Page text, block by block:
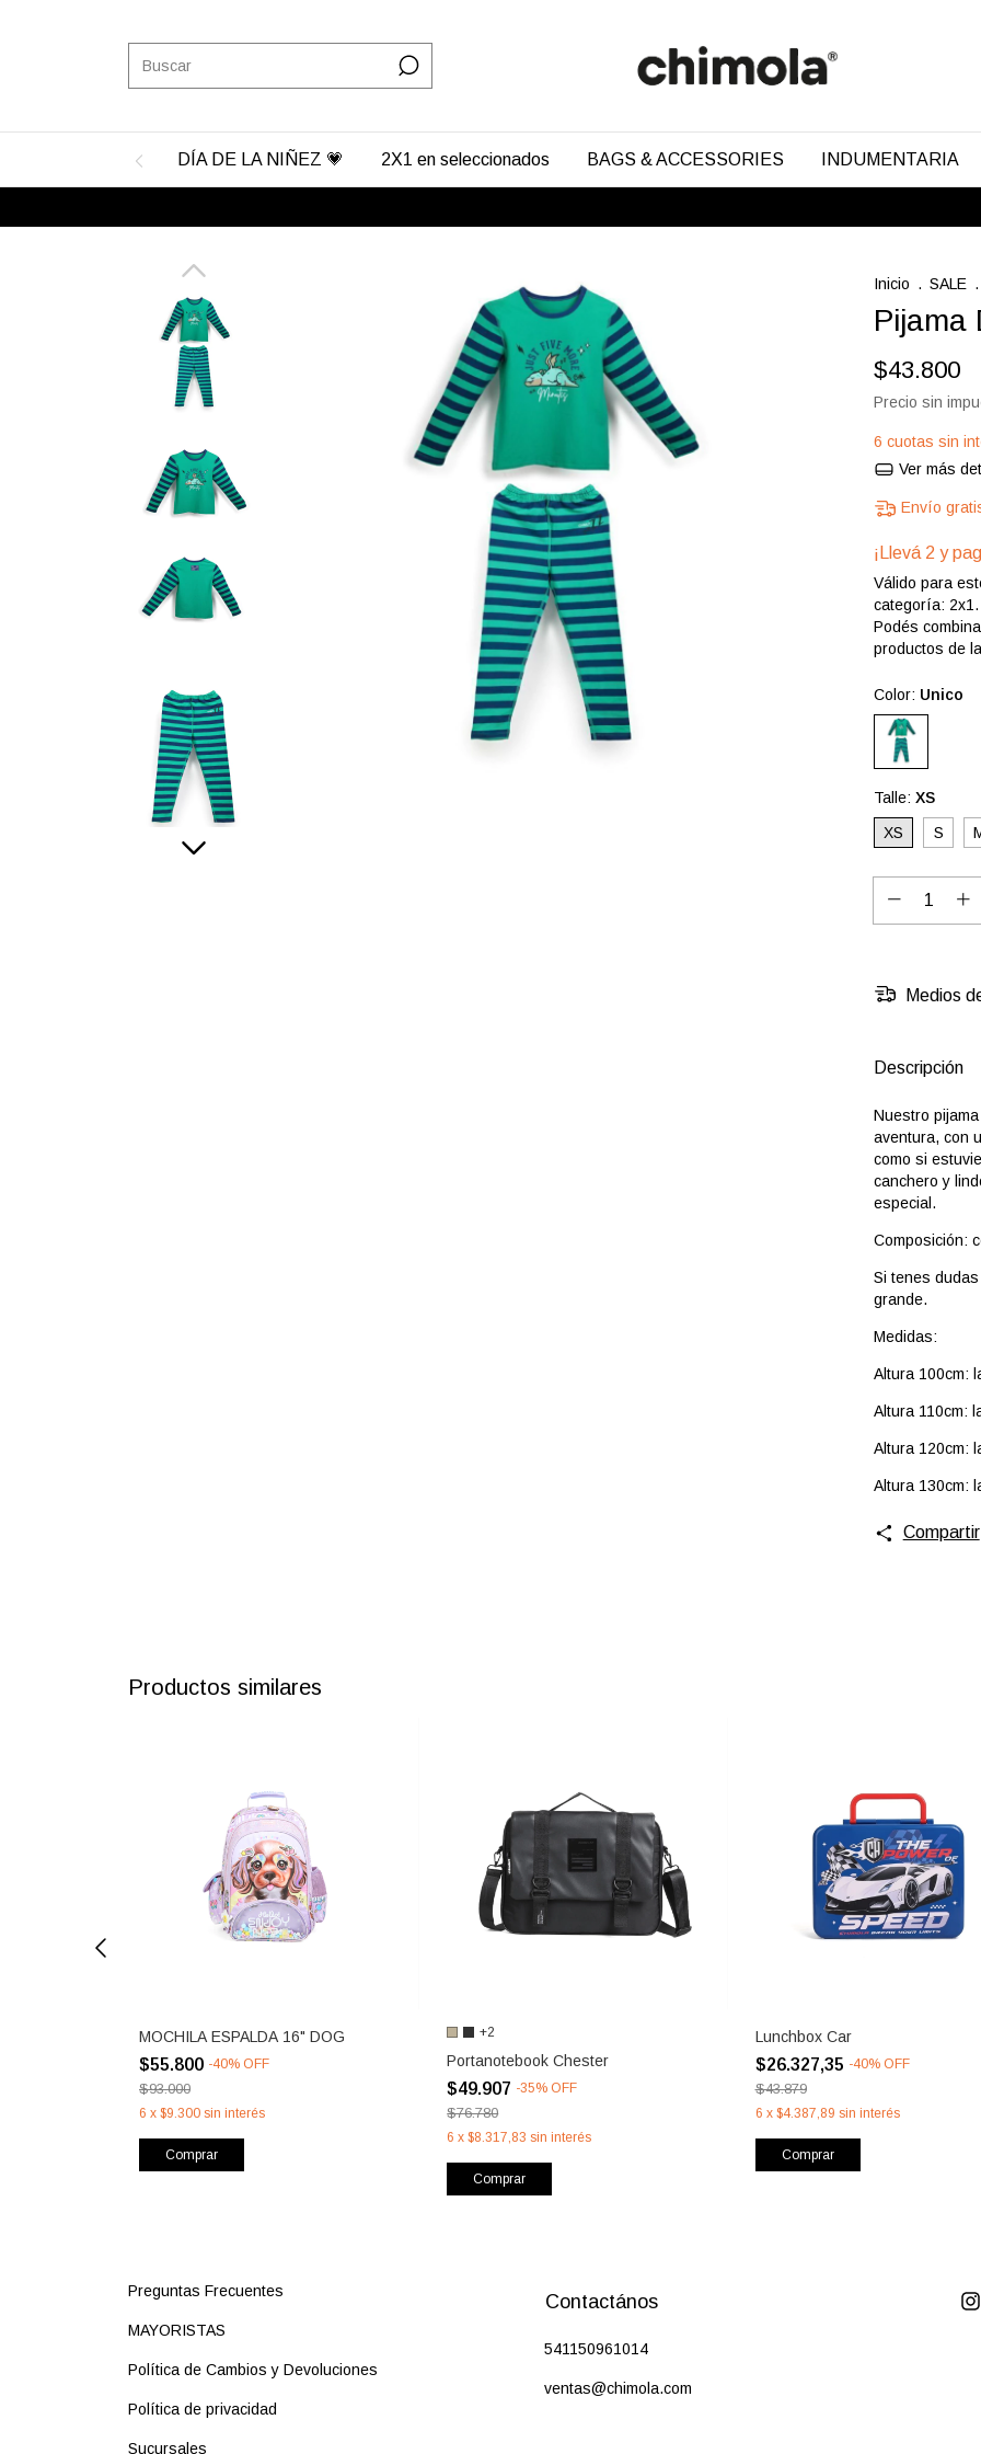
DÍA DE LA NIÑEZ 💗 2X1 en seleccionados BAGS & ACCESSORIES INDUMENTARIA
Inicio . SALE .
Pijama
$43.800
Precio sin
6 cuotas sin
Ver más
Envío
¡Llevá 2 y
Válido para
categoría: 2x1.
Podés
productos de
Color: Unico
Talle: XS
XS
S
Medios
Descripción
Nuestro
aventura, con
como si
canchero y
especial.
Composición:
Si tenes
grande.
Medidas:
Altura 100cm:
Altura 110cm:
Altura 120cm:
Altura 130cm:
Compartir
Productos similares
MOCHILA ESPALDA 16" DOG
$55.800 -40% OFF
$93.000
6 x $9.300 sin interés
Comprar
+2
Portanotebook Chester
$49.907 -35%OFF
$76.780
6 x$8.317,83 sin interés
Comprar
Lunchbox Car
$26.327,35 -40% OFF
$43.879
6 x $4.387,89 sin interés
Comprar
Preguntas Frecuentes
MAYORISTAS
Política de Cambios y Devoluciones
Política de privacidad
Sucursales
Contactános
541150961014
ventas@chimola.com